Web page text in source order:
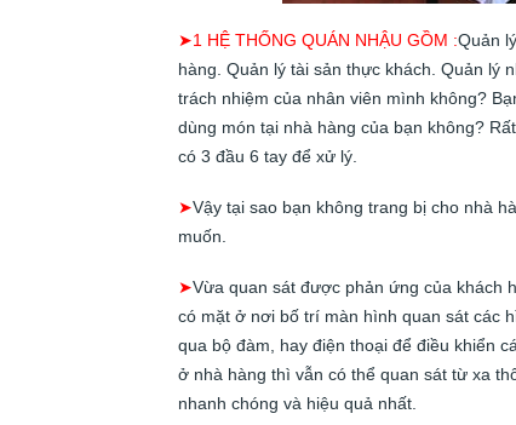
➤1 HỆ THỐNG QUÁN NHẬU GỒM :Quản
hàng. Quản lý tài sản thực khách. Quản lý
trách nhiệm của nhân viên mình không?
dùng món tại nhà hàng của bạn không?
có 3 đầu 6 tay để xử lý.
➤Vậy tại sao bạn không trang bị cho nhà
muốn.
➤Vừa quan sát được phản ứng của khách
có mặt ở nơi bố trí màn hình quan sát các
qua bộ đàm, hay điện thoại để điều khiển
ở nhà hàng thì vẫn có thể quan sát từ xa
nhanh chóng và hiệu quả nhất.